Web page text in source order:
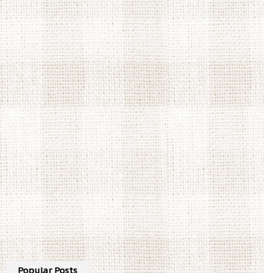
Popular Posts